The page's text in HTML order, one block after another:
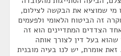
שמוציא את הבקשה לצילום,
זה הביטוח הלאומי ולפעמים
הצדדים המתדיינים הוא זה
בעל דין לצורך אותה
אומרת, יש לנו בעיה מובנית